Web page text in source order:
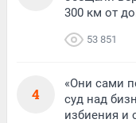
300 км от
53 851
4
«Они сами
суд над
избиения и